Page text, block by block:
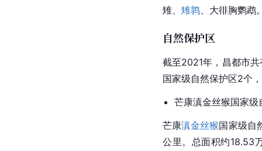
雉
雉鹑 、大徘胸鹦鹉
自然保护区
截至2021年，昌都市
国家级自然保护区2个
芒康滇金丝猴国家级
芒康滇金丝猴国家级自
公里。总面积约18.53